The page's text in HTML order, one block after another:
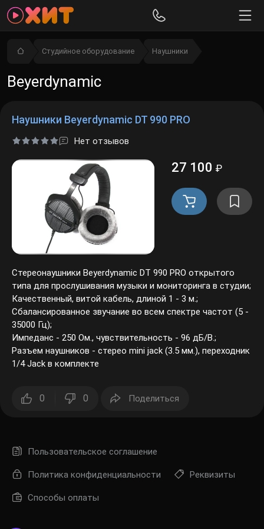
Студийное оборудование Наушники
Beyerdynamic
Наушники Beyerdynamic DT 990 PRO
Нет отзывов
27 100 ₽
Стереонаушники Beyerdynamic DT 990 PRO открытого
типа для прослушивания музыки и мониторинга в студии;
Качественный, витой кабель, длиной 1 - 3 м.;
Сбалансированное звучание во всем спектре частот (5 -
35000 Гц);
Импеданс - 250 Ом., чувствительность - 96 дБ/В.;
Разъем наушников - стерео mini jack (3.5 мм.), переходник
1/4 Jack в комплекте
0 0 Поделиться
Пользовательское соглашение
Политика конфиденциальности Реквизиты
Способы оплаты